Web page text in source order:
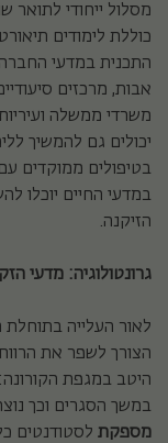
מסלול ייחודי לתואר
כוללת לימודים
התכנית במדעי החברה
אבות, מרכזים
משרדי ממשלה
יכולים גם להמשיך
בטיפולים ממוקדים
במדעי החיים יוכלו
הזיקנה.
גרונטולוגיה: מדעי
לאור העלייה בתוחלת
הצורך לשפר את
היטב במגפת
במשך הסגרים וכך
מספקת לסטודנטים